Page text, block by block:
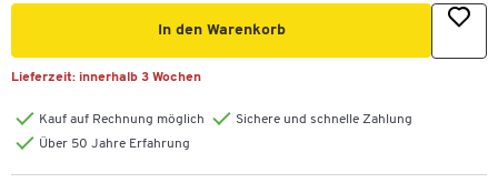
In den Warenkorb
Lieferzeit: innerhalb 3 Wochen
Kauf auf Rechnung möglich
Sichere und schnelle Zahlung
Über 50 Jahre Erfahrung